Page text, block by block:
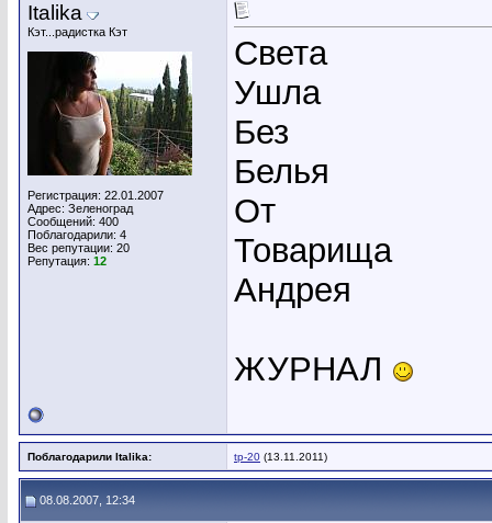
Italika
Кэт...радистка Кэт
Регистрация: 22.01.2007
Адрес: Зеленоград
Сообщений: 400
Поблагодарили: 4
Вес репутации: 20
Репутация: 12
Света
Ушла
Без
Белья
От
Товарища
Андрея
ЖУРНАЛ
Поблагодарили Italika: tp-20 (13.11.2011)
08.08.2007, 12:34